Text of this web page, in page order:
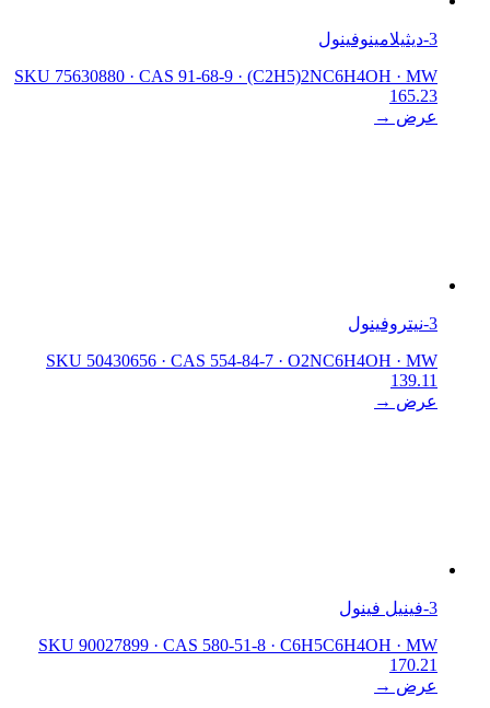
3-ديثيلامينوفينول
SKU 75630880 · CAS 91-68-9 · (C2H5)2NC6H4OH · MW
165.23
عرض →
3-نيتروفينول
SKU 50430656 · CAS 554-84-7 · O2NC6H4OH · MW
139.11
عرض →
3-فينيل فينول
SKU 90027899 · CAS 580-51-8 · C6H5C6H4OH · MW
170.21
عرض →